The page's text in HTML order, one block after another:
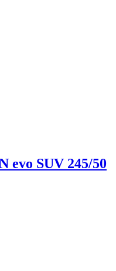
evo SUV 245/50